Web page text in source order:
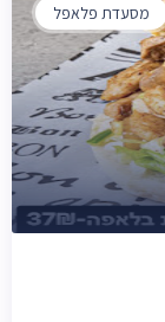
מסעדת פלאפל